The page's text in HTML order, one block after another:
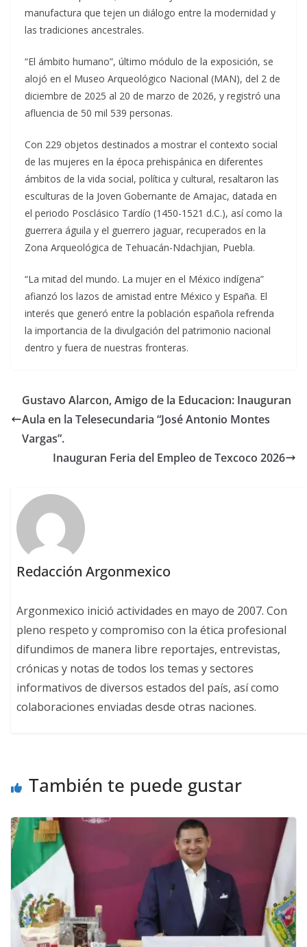
manufactura que tejen un diálogo entre la modernidad y
las tradiciones ancestrales.
“El ámbito humano”, último módulo de la exposición, se
alojó en el Museo Arqueológico Nacional (MAN), del 2 de
diciembre de 2025 al 20 de marzo de 2026, y registró una
afluencia de 50 mil 539 personas.
Con 229 objetos destinados a mostrar el contexto social
de las mujeres en la época prehispánica en diferentes
ámbitos de la vida social, política y cultural, resaltaron las
esculturas de la Joven Gobernante de Amajac, datada en
el periodo Posclásico Tardío (1450-1521 d.C.), así como la
guerrera águila y el guerrero jaguar, recuperados en la
Zona Arqueológica de Tehuacán-Ndachjian, Puebla.
“La mitad del mundo. La mujer en el México indígena”
afianzó los lazos de amistad entre México y España. El
interés que generó entre la población española refrenda
la importancia de la divulgación del patrimonio nacional
dentro y fuera de nuestras fronteras.
Gustavo Alarcon, Amigo de la Educacion: Inauguran
Aula en la Telesecundaria “José Antonio Montes
Vargas”.
Inauguran Feria del Empleo de Texcoco 2026
Redacción Argonmexico
Argonmexico inició actividades en mayo de 2007. Con
pleno respeto y compromiso con la ética profesional
difundimos de manera libre reportajes, entrevistas,
crónicas y notas de todos los temas y sectores
informativos de diversos estados del país, así como
colaboraciones enviadas desde otras naciones.
También te puede gustar